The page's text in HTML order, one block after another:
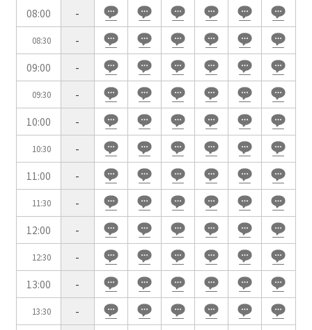
08:00 -
08:30
-
09:00
-
09:30
-
10:00
-
10:30
-
11:00
-
11:30
-
12:00
-
12:30
-
13:00
-
13:30
-
こちらの会議室の空室状況は
以下からお問合せください。
ベルサール御成門タワー
ベルサール汐留
ベルサール東京汐留コンファレンスセンター
ベルサール三田ガーデン
有明・羽田エリア
東京ガーデンシアター
ベルサール有明コンファレンスセンター
ベルサール羽田空港
日時
日付／開始・終了時間から選ぶ
時間単位で選ぶ
人数／レイアウト※複数選択可能
スクール
2名掛け
スクール
3名掛け
シアター
形式